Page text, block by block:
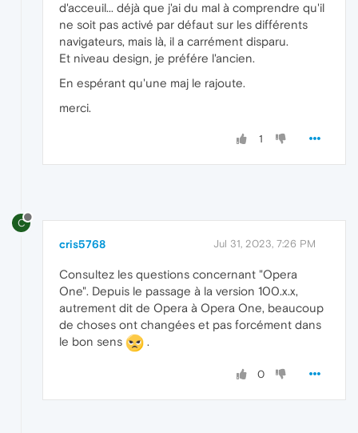
d'acceuil... déjà que j'ai du mal à comprendre qu'il
ne soit pas activé par défaut sur les différents
navigateurs, mais là, il a carrément disparu.
Et niveau design, je préfére l'ancien.
En espérant qu'une maj le rajoute.
merci.
1
C
cris5768 Jul 31, 2023, 7:26 PM
Consultez les questions concernant "Opera
One". Depuis le passage à la version 100.x.x,
autrement dit de Opera à Opera One, beaucoup
de choses ont changées et pas forcément dans
le bon sens
.
0